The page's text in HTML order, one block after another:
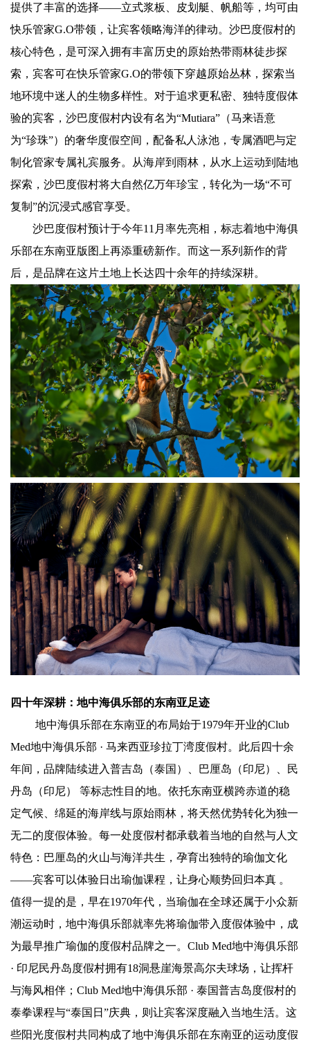
提供了丰富的选择——立式浆板、皮划艇、帆船等，均可由
快乐管家G.O带领，让宾客领略海洋的律动。沙巴度假村的
核心特色，是可深入拥有丰富历史的原始热带雨林徒步探
索，宾客可在快乐管家G.O的带领下穿越原始丛林，探索当
地环境中迷人的生物多样性。对于追求更私密、独特度假体
验的宾客，沙巴度假村内设有名为“Mutiara”（马来语意
为“珍珠”）的奢华度假空间，配备私人泳池，专属酒吧与定
制化管家专属礼宾服务。从海岸到雨林，从水上运动到陆地
探索，沙巴度假村将大自然亿万年珍宝，转化为一场“不可
复制”的沉浸式感官享受。
沙巴度假村预计于今年11月率先亮相，标志着地中海俱
乐部在东南亚版图上再添重磅新作。而这一系列新作的背
后，是品牌在这片土地上长达四十余年的持续深耕。
四十年深耕：地中海俱乐部的东南亚足迹
地中海俱乐部在东南亚的布局始于1979年开业的Club
Med地中海俱乐部 · 马来西亚珍拉丁湾度假村。此后四十余
年间，品牌陆续进入普吉岛（泰国）、巴厘岛（印尼）、民
丹岛（印尼） 等标志性目的地。依托东南亚横跨赤道的稳
定气候、绵延的海岸线与原始雨林，将天然优势转化为独一
无二的度假体验。每一处度假村都承载着当地的自然与人文
特色：巴厘岛的火山与海洋共生，孕育出独特的瑜伽文化
——宾客可以体验日出瑜伽课程，让身心顺势回归本真 。
值得一提的是，早在1970年代，当瑜伽在全球还属于小众新
潮运动时，地中海俱乐部就率先将瑜伽带入度假体验中，成
为最早推广瑜伽的度假村品牌之一。Club Med地中海俱乐部
· 印尼民丹岛度假村拥有18洞悬崖海景高尔夫球场，让挥杆
与海风相伴；Club Med地中海俱乐部 · 泰国普吉岛度假村的
泰拳课程与“泰国日”庆典，则让宾客深度融入当地生活。这
些阳光度假村共同构成了地中海俱乐部在东南亚的运动度假